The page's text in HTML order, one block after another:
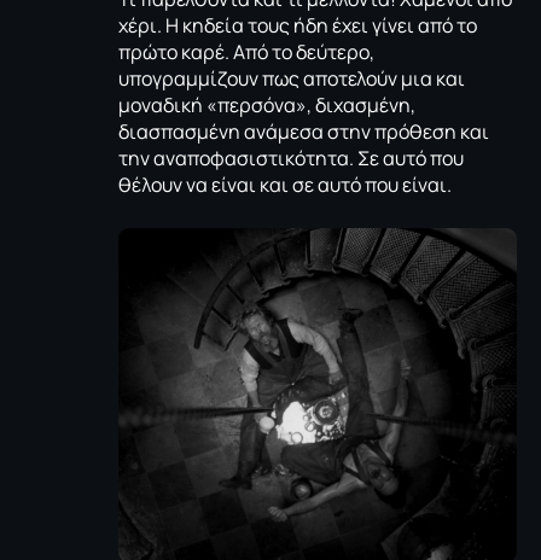
χέρι. Η κηδεία τους ήδη έχει γίνει από το
πρώτο καρέ. Από το δεύτερο,
υπογραμμίζουν πως αποτελούν μια και
μοναδική «περσόνα», διχασμένη,
διασπασμένη ανάμεσα στην πρόθεση και
την αναποφασιστικότητα. Σε αυτό που
θέλουν να είναι και σε αυτό που είναι.